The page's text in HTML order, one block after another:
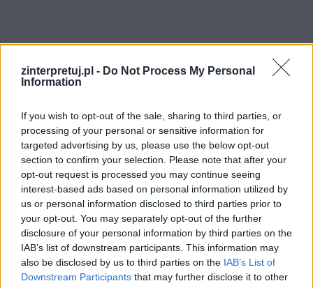
zinterpretuj.pl - Do Not Process My Personal
Information
If you wish to opt-out of the sale, sharing to third parties, or
processing of your personal or sensitive information for
targeted advertising by us, please use the below opt-out
section to confirm your selection. Please note that after your
opt-out request is processed you may continue seeing
interest-based ads based on personal information utilized by
us or personal information disclosed to third parties prior to
your opt-out. You may separately opt-out of the further
disclosure of your personal information by third parties on the
IAB’s list of downstream participants. This information may
also be disclosed by us to third parties on the IAB’s List of
Downstream Participants that may further disclose it to other
Czytaj także: